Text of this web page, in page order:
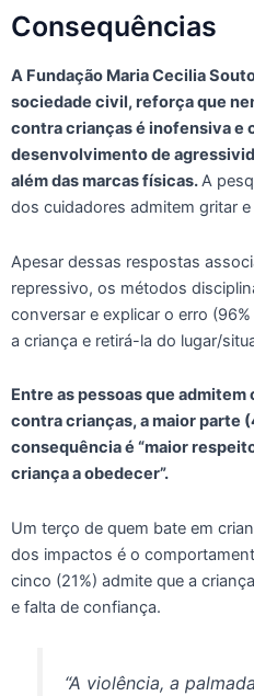
Consequências
A Fundação Maria Cecilia
sociedade civil, reforça que
contra crianças é inofensiva e
desenvolvimento de
além das marcas físicas.A
dos cuidadores admitem gritar
Apesar dessas respostas
repressivo, os métodos
conversar e explicar o erro
a criança e retirá-la do lugar/
Entre as pessoas que
contra crianças, a maior parte
consequência é “maior
criança a obedecer”.
Um terço de quem bate em
dos impactos é o
cinco (21%) admite que a
e falta de confiança.
“A violência, a